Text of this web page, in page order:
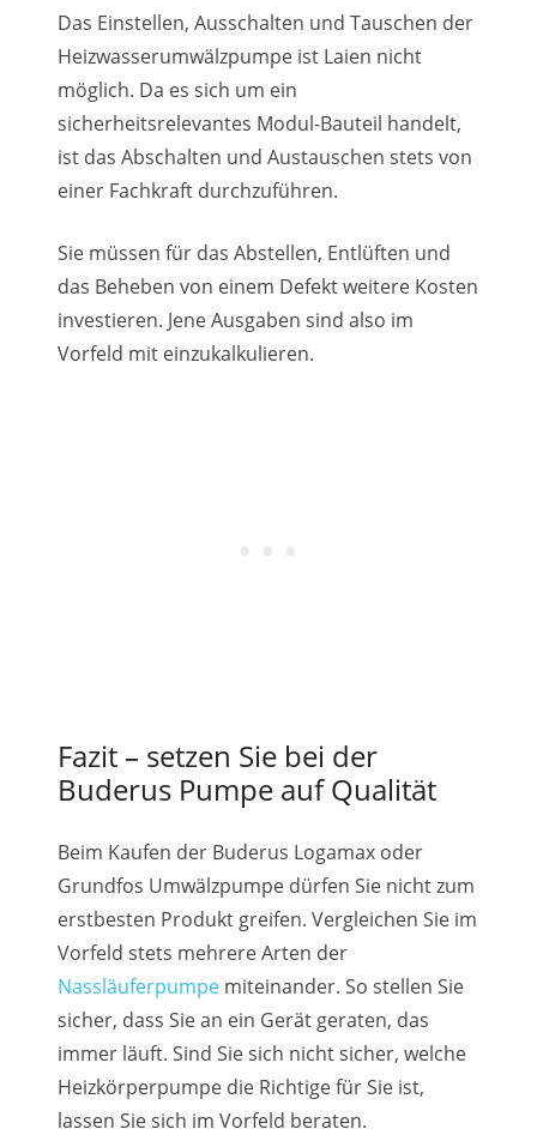
Das Einstellen, Ausschalten und Tauschen der
Heizwasserumwälzpumpe ist Laien nicht
möglich. Da es sich um ein
sicherheitsrelevantes Modul-Bauteil handelt,
ist das Abschalten und Austauschen stets von
einer Fachkraft durchzuführen.
Sie müssen für das Abstellen, Entlüften und
das Beheben von einem Defekt weitere Kosten
investieren. Jene Ausgaben sind also im
Vorfeld mit einzukalkulieren.
Fazit – setzen Sie bei der
Buderus Pumpe auf Qualität
Beim Kaufen der Buderus Logamax oder
Grundfos Umwälzpumpe dürfen Sie nicht zum
erstbesten Produkt greifen. Vergleichen Sie im
Vorfeld stets mehrere Arten der
Nassläuferpumpe miteinander. So stellen Sie
sicher, dass Sie an ein Gerät geraten, das
immer läuft. Sind Sie sich nicht sicher, welche
Heizkörperpumpe die Richtige für Sie ist,
lassen Sie sich im Vorfeld beraten.